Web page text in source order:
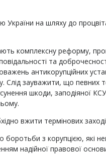
на шляху до
комплексну реформу,
та
антикорупційних
Слід зауважити, що певних
шкоди, заподіяної
вжити термінових
боротьби з корупцією, які
надійної правової